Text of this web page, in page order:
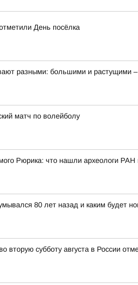
День посёлка
разными: большими и растущими
матч по волейболу
Рюрика: что нашли археологи РАН
80 лет назад и каким будет
вторую субботу августа в России